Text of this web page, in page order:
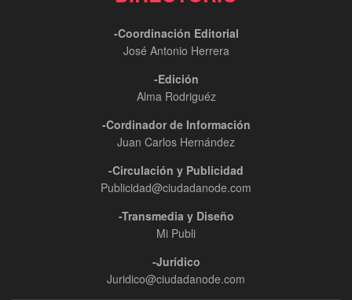
-Coordinación Editorial
José Antonio Herrera
-Edición
Alma Rodriguéz
-Cordinador de Información
Juan Carlos Hernández
-Circulación y Publicidad
Publicidad@ciudadanode.com
-Transmedia y Diseño
Mi Publi
-Jurídico
Juridico@ciudadanode.com